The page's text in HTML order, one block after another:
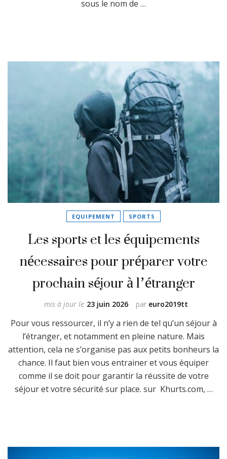
sous le nom de …
EQUIPEMENT SPORTS
Les sports et les équipements
nécessaires pour préparer votre
prochain séjour à l’étranger
par euro2019tt
mis à jour le 23 juin 2026
Pour vous ressourcer, il n’y a rien de tel qu’un séjour à
l’étranger, et notamment en pleine nature. Mais
attention, cela ne s’organise pas aux petits bonheurs la
chance. Il faut bien vous entrainer et vous équiper
comme il se doit pour garantir la réussite de votre
séjour et votre sécurité sur place. sur Khurts.com, …